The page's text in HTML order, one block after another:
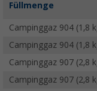
Füllmenge
Campinggaz 904 (1,8
Campinggaz 904 (1,8
Campinggaz 907 (2,8
Campinggaz 907 (2,8